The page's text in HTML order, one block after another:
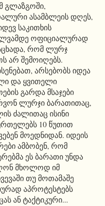
გლაზგოში,
ასამბლეის დღეს,
საკითხის
ოფიციალურად
რომ ლურჯ
არ შემოიღებს.
არსებობს იდეა
და ყვითელი
გარდა მსაჯები
ლურჯი ბარათითაც,
ძალითაც ისინი
10 წუთით
მოედნიდან. იდეის
ამბობენ, რომ
ეს ბარათი უნდა
მხოლოდ იმ
თუ მოთამაშე
აპროტესტებს
ან ტაქტიკური...